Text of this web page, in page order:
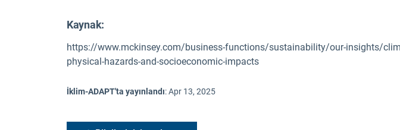
Kaynak:
https://www.mckinsey.com/business-functions/sustainability/our-insights/
physical-hazards-and-socioeconomic-impacts
İklim-ADAPT'ta yayınlandı:Apr 13, 2025